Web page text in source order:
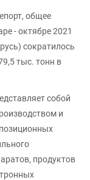
общее
- октябре 2021
сократилось
тыс. тонн в
собой
и
продуктов